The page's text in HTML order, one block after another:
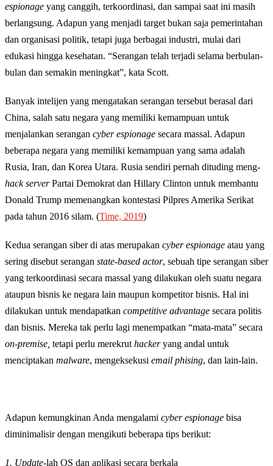
espionage yang canggih, terkoordinasi, dan sampai saat ini masih
berlangsung. Adapun yang menjadi target bukan saja pemerintahan
dan organisasi politik, tetapi juga berbagai industri, mulai dari
edukasi hingga kesehatan. “Serangan telah terjadi selama berbulan-
bulan dan semakin meningkat”, kata Scott.
Banyak intelijen yang mengatakan serangan tersebut berasal dari
China, salah satu negara yang memiliki kemampuan untuk
menjalankan serangan cyber espionage secara massal. Adapun
beberapa negara yang memiliki kemampuan yang sama adalah
Rusia, Iran, dan Korea Utara. Rusia sendiri pernah dituding meng-
hack serverPartai Demokrat dan Hillary Clinton untuk membantu
Donald Trump memenangkan kontestasi Pilpres Amerika Serikat
pada tahun 2016 silam. (Time, 2019)
Kedua serangan siber di atas merupakan cyber espionage atau yang
sering disebut serangan state-based actor, sebuah tipe serangan siber
yang terkoordinasi secara massal yang dilakukan oleh suatu negara
ataupun bisnis ke negara lain maupun kompetitor bisnis. Hal ini
dilakukan untuk mendapatkan competitive advantage secara politis
dan bisnis. Mereka tak perlu lagi menempatkan “mata-mata” secara
on-premise, tetapi perlu merekrut hackeryang andal untuk
menciptakan malware, mengeksekusi email phising, dan lain-lain.
Adapun kemungkinan Anda mengalami cyber espionage bisa
diminimalisir dengan mengikuti beberapa tips berikut:
1. Update-lah OS dan aplikasi secara berkala